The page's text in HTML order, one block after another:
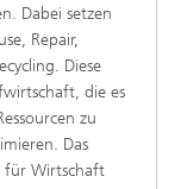
Dabei setzen
Repair,
Diese
die es
zu
Das
für Wirtschaft